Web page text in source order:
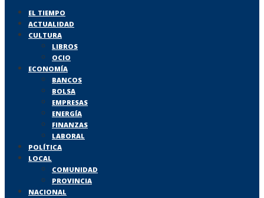
EL TIEMPO
ACTUALIDAD
CULTURA
LIBROS
OCIO
ECONOMÍA
BANCOS
BOLSA
EMPRESAS
ENERGÍA
FINANZAS
LABORAL
POLÍTICA
LOCAL
COMUNIDAD
PROVINCIA
NACIONAL